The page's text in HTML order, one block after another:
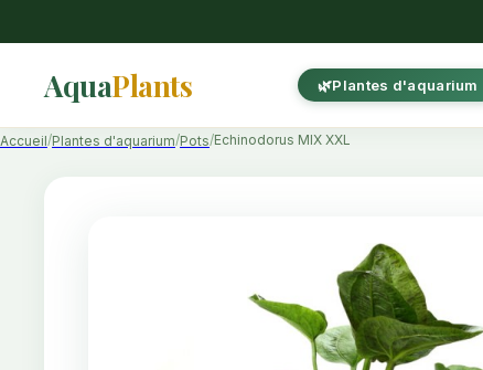
AquaPlants Plantes d'aquarium
Accueil Plantes d'aquarium Pots Echinodorus MIX XXL